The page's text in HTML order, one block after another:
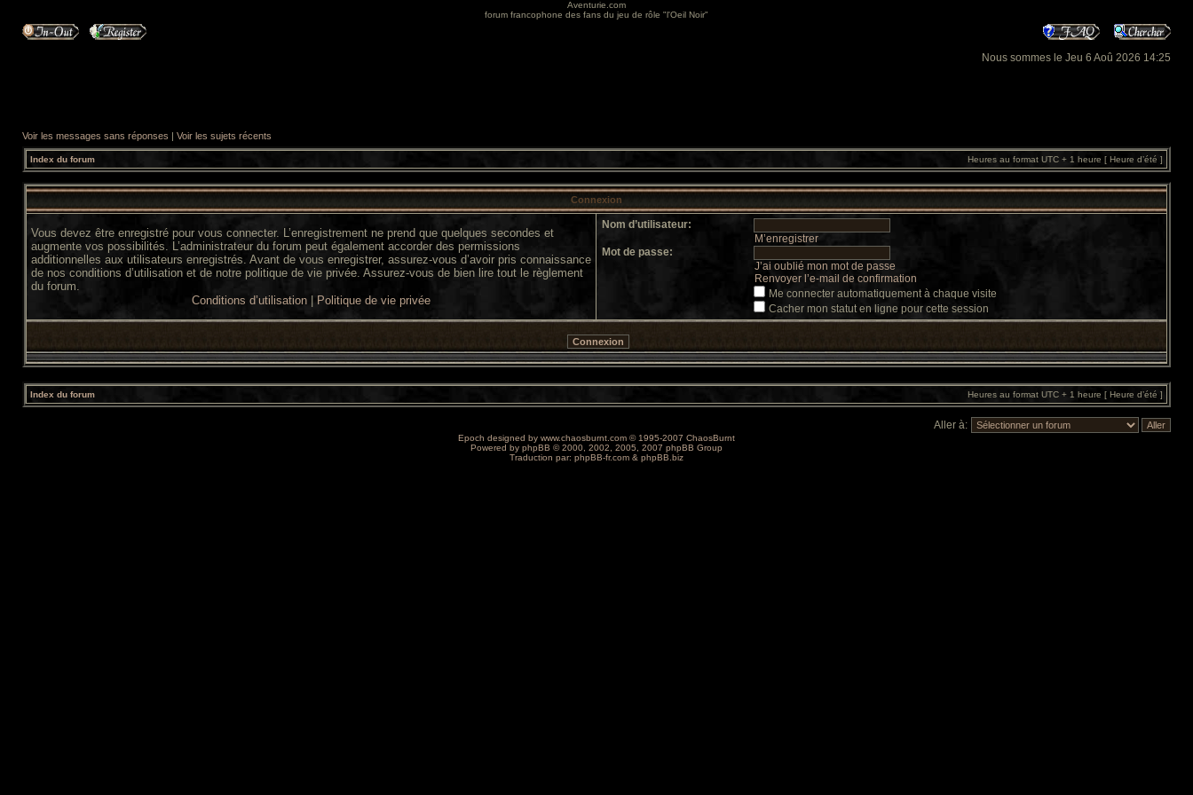
Aventurie.com
forum francophone des fans du jeu de rôle "l'Oeil Noir"
Nous sommes le Jeu 6 Aoû 2026 14:25
Voir les messages sans réponses | Voir les sujets récents
Index du forum Heures au format UTC + 1 heure [ Heure d’été ]
Connexion
Vous devez être enregistré pour vous connecter. L’enregistrement ne prend que quelques secondes et
augmente vos possibilités. L’administrateur du forum peut également accorder des permissions
additionnelles aux utilisateurs enregistrés. Avant de vous enregistrer, assurez-vous d’avoir pris connaissance
de nos conditions d’utilisation et de notre politique de vie privée. Assurez-vous de bien lire tout le règlement
du forum.
Conditions d’utilisation
Politique de vie privée
Nom d’utilisateur:
M’enregistrer
Mot de passe:
J’ai oublié mon mot de passe
Renvoyer l’e-mail de confirmation
Me connecter automatiquement à chaque visite
Cacher mon statut en ligne pour cette session
Index du forum Heures au format UTC + 1 heure [ Heure d’été ]
Aller à:
Epoch designed by www.chaosburnt.com © 1995-2007 ChaosBurnt
Powered by phpBB © 2000, 2002, 2005, 2007 phpBB Group
Traduction par: phpBB-fr.com & phpBB.biz